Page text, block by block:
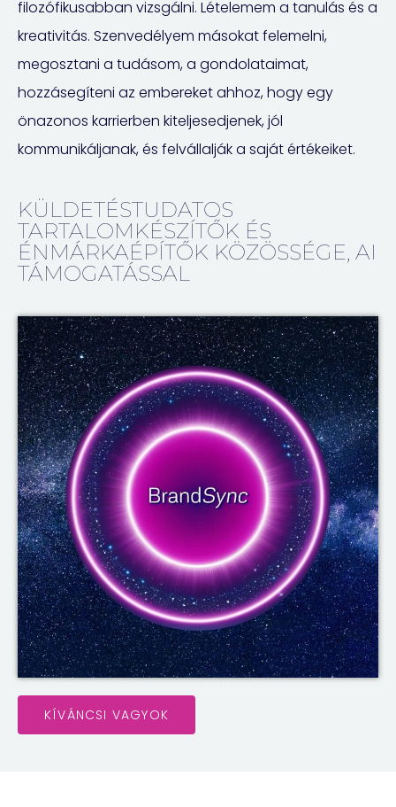
filozófikusabban vizsgálni. Lételemem a tanulás és a
kreativitás. Szenvedélyem másokat felemelni,
megosztani a tudásom, a gondolataimat,
hozzásegíteni az embereket ahhoz, hogy egy
önazonos karrierben kiteljesedjenek, jól
kommunikáljanak, és felvállalják a saját értékeiket.
KÜLDETÉSTUDATOS
TARTALOMKÉSZÍTŐK ÉS
ÉNMÁRKAÉPÍTŐK KÖZÖSSÉGE, AI
TÁMOGATÁSSAL
KÍVÁNCSI VAGYOK